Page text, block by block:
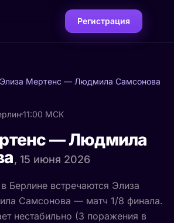
Регистрация
Мертенс — Людмила Самсонова
11:00 МСК
— Людмила
, 15 июня 2026
Берлине встречаются Элиза
Самсонова — матч 1/8 финала.
нестабильно (3 поражения в